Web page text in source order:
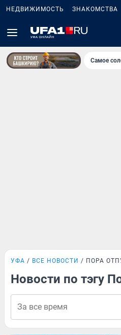
НЕДВИЖИМОСТЬ ЗНАКОМСТВА
Самое
УФА ВСЕ НОВОСТИ ПОРА
Новости по тэгу